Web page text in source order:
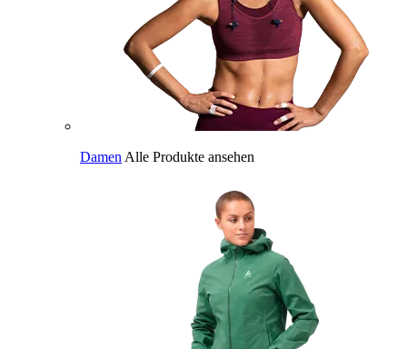
Damen Alle Produkte ansehen